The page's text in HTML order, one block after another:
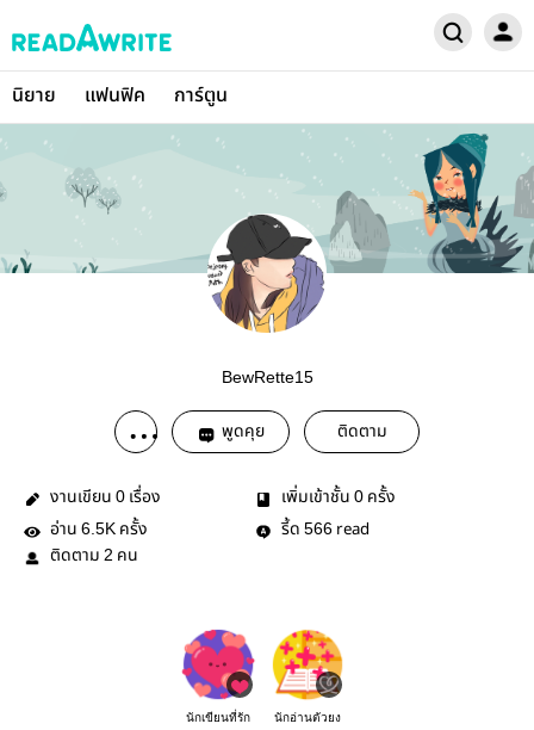
นิยาย แฟนฟิค การ์ตูน
BewRette15
พูดคุย ติดตาม
งานเขียน 0 เรื่อง เพิ่มเข้าชั้น 0 ครั้ง
อ่าน 6.5K ครั้ง รี้ด 566 read
ติดตาม 2 คน
นักเขียนที่รัก นักอ่านตัวยง